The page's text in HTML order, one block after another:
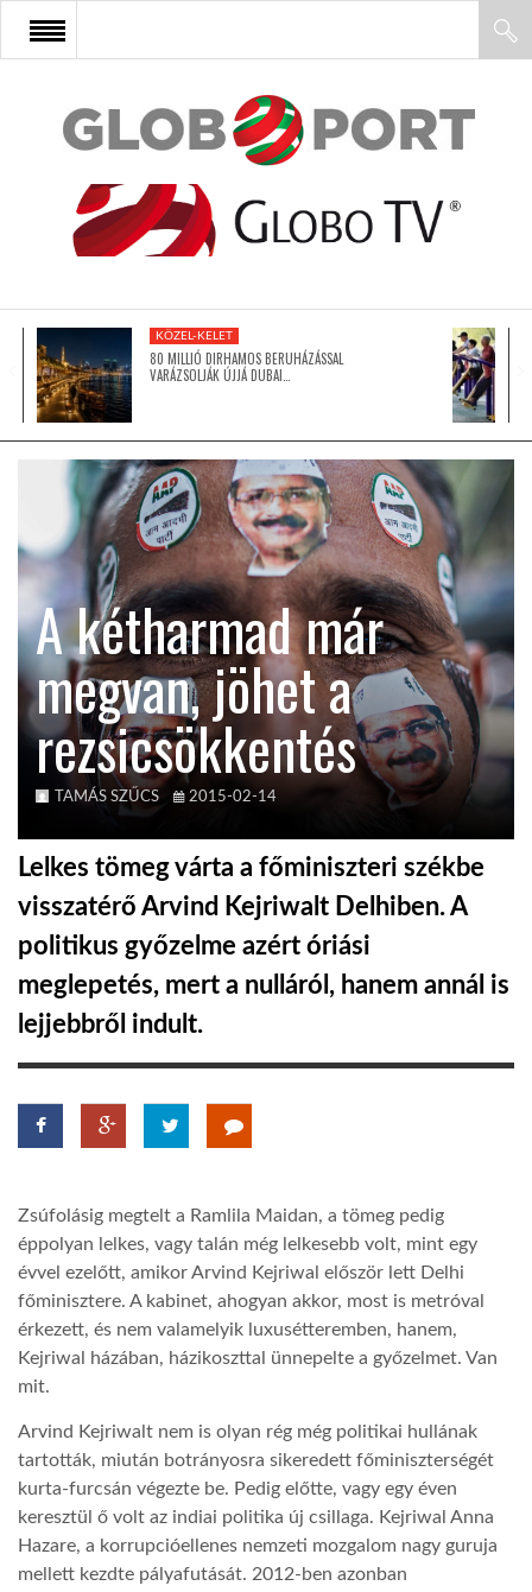
FŐOLDAL
AFRIKA
ÁZSIA
LATIN-AMERIKA
KÖZEL-KELET
AUSZTRÁLIA
A VILÁG ITTHON
GLOBOTV BP
HÍR3D
TROPICALMAGAZIN
AFRIKA TUDÁSTÁR
A NAP SZÉPE
GLOBOZSARU
DOBRAVERO.HU
KÖZEL-KELET
80 MILLIÓ DIRHAMOS BERUHÁZÁSSAL
VARÁZSOLJÁK ÚJJÁ DUBAI…
A kétharmad már
megvan, jöhet a
rezsicsökkentés
TAMÁS SZŰCS 2015-02-14
Lelkes tömeg várta a főminiszteri székbe
visszatérő Arvind Kejriwalt Delhiben. A
politikus győzelme azért óriási
meglepetés, mert a nulláról, hanem annál is
lejjebbről indult.
Zsúfolásig megtelt a Ramlila Maidan, a tömeg pedig
éppolyan lelkes, vagy talán még lelkesebb volt, mint egy
évvel ezelőtt, amikor Arvind Kejriwal először lett Delhi
főminisztere. A kabinet, ahogyan akkor, most is metróval
érkezett, és nem valamelyik luxusétteremben, hanem,
Kejriwal házában, házikoszttal ünnepelte a győzelmet. Van
mit.
Arvind Kejriwalt nem is olyan rég még politikai hullának
tartották, miután botrányosra sikeredett főminiszterségét
kurta-furcsán végezte be. Pedig előtte, vagy egy éven
keresztül ő volt az indiai politika új csillaga. Kejriwal Anna
Hazare, a korrupcióellenes nemzeti mozgalom nagy guruja
mellett kezdte pályafutását. 2012-ben azonban